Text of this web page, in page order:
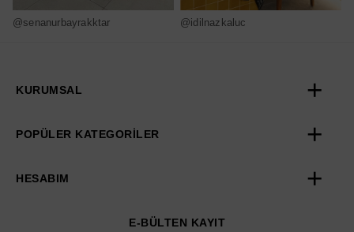
@senanurbayrakktar @idilnazkaluc
KURUMSAL
POPÜLER KATEGORİLER
HESABIM
E-BÜLTEN KAYIT